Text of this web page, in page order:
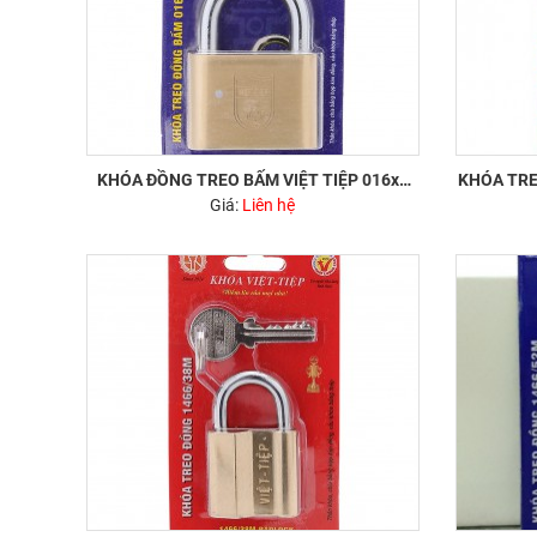
KHÓA ĐỒNG TREO BẤM VIỆT TIỆP 016xx
(60mm)
Giá: Liên hệ
KHÓA